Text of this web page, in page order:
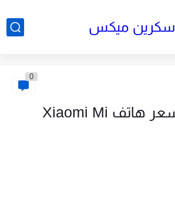
سكرين ميكس
0
مواصفات وسعر هاتف Xiaomi Mi